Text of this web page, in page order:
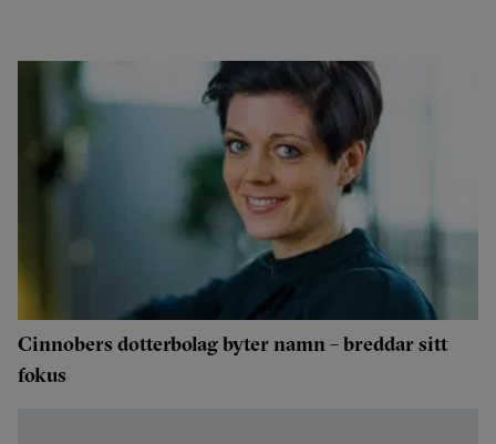
Cinnobers dotterbolag byter namn – breddar sitt
fokus